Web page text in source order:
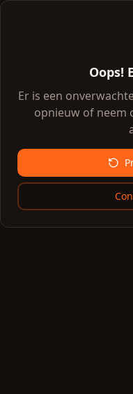
Oops!
Er is een
opnieuw of neem